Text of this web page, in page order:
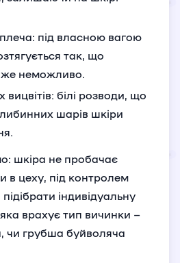
під власною вагою
так, що
неможливо.
білі розводи, що
шарів шкіри
шкіра не пробачає
в цеху, під контролем
індивідуальну
врахує тип вичинки –
чи грубша буйволяча